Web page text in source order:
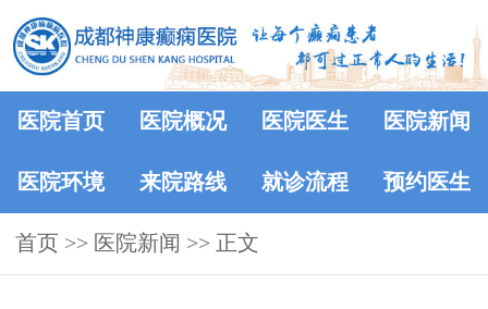
医院首页 医院概况 医院医生 医院新闻
医院环境 来院路线 就诊流程 预约医生
首页 >> 医院新闻 >> 正文